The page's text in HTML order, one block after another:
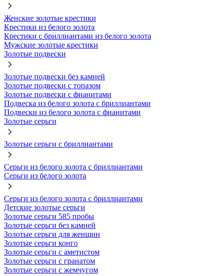
Женские золотые крестики
Крестики из белого золота
Крестики с бриллиантами из белого золота
Мужские золотые крестики
Золотые подвески
Золотые подвески без камней
Золотые подвески с топазом
Золотые подвески с фианитами
Подвеска из белого золота с бриллиантами
Подвески из белого золота с фианитами
Золотые серьги
Золотые серьги с бриллиантами
Серьги из белого золота с бриллиантами
Серьги из белого золота
Серьги из белого золота с бриллиантами
Детские золотые серьги
Золотые серьги 585 пробы
Золотые серьги без камней
Золотые серьги для женщин
Золотые серьги конго
Золотые серьги с аметистом
Золотые серьги с гранатом
Золотые серьги с жемчугом